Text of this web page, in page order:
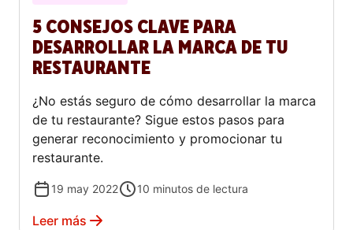
5 CONSEJOS CLAVE PARA
DESARROLLAR LA MARCA DE TU
RESTAURANTE
¿No estás seguro de cómo desarrollar la marca
de tu restaurante? Sigue estos pasos para
generar reconocimiento y promocionar tu
restaurante.
19 may 2022 10 minutos de lectura
Leer más